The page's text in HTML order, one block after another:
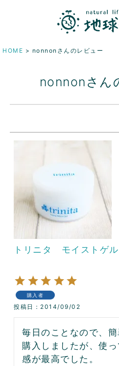
HOME nonnonさんのレビュー
nonnonさん
トリニタ モイストゲル
購入者
投稿日 2014/09/02
毎日のことなので、
購入しましたが、使
感が最高でした。